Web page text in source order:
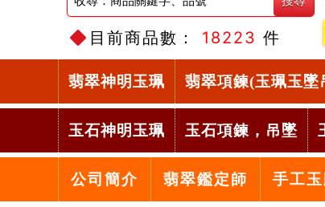
目前商品數： 18223 件
翡翠神明玉珮 翡翠項鍊(玉珮玉墜
玉石神明玉珮 玉石項鍊，吊墜
公司簡介 翡翠鑑定師 手工